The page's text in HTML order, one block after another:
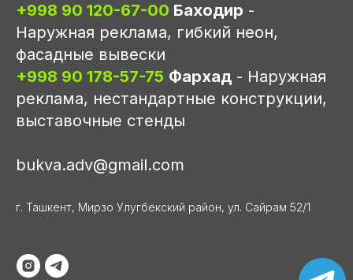
+998 90 120-67-00 Баходир -
Наружная реклама, гибкий неон,
фасадные вывески
+998 90 178-57-75 Фархад - Наружная
реклама, нестандартные конструкции,
выставочные стенды
bukva.adv@gmail.com
г. Ташкент, Мирзо Улугбекский район, ул. Сайрам 52/1